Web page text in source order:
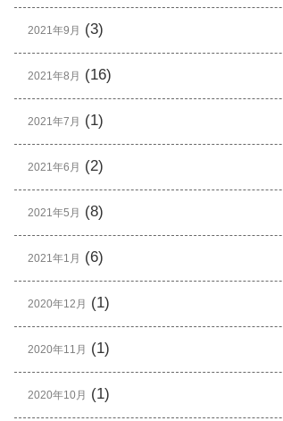
2021年9月 (3)
2021年8月 (16)
2021年7月 (1)
2021年6月 (2)
2021年5月 (8)
2021年1月 (6)
2020年12月 (1)
2020年11月 (1)
2020年10月 (1)